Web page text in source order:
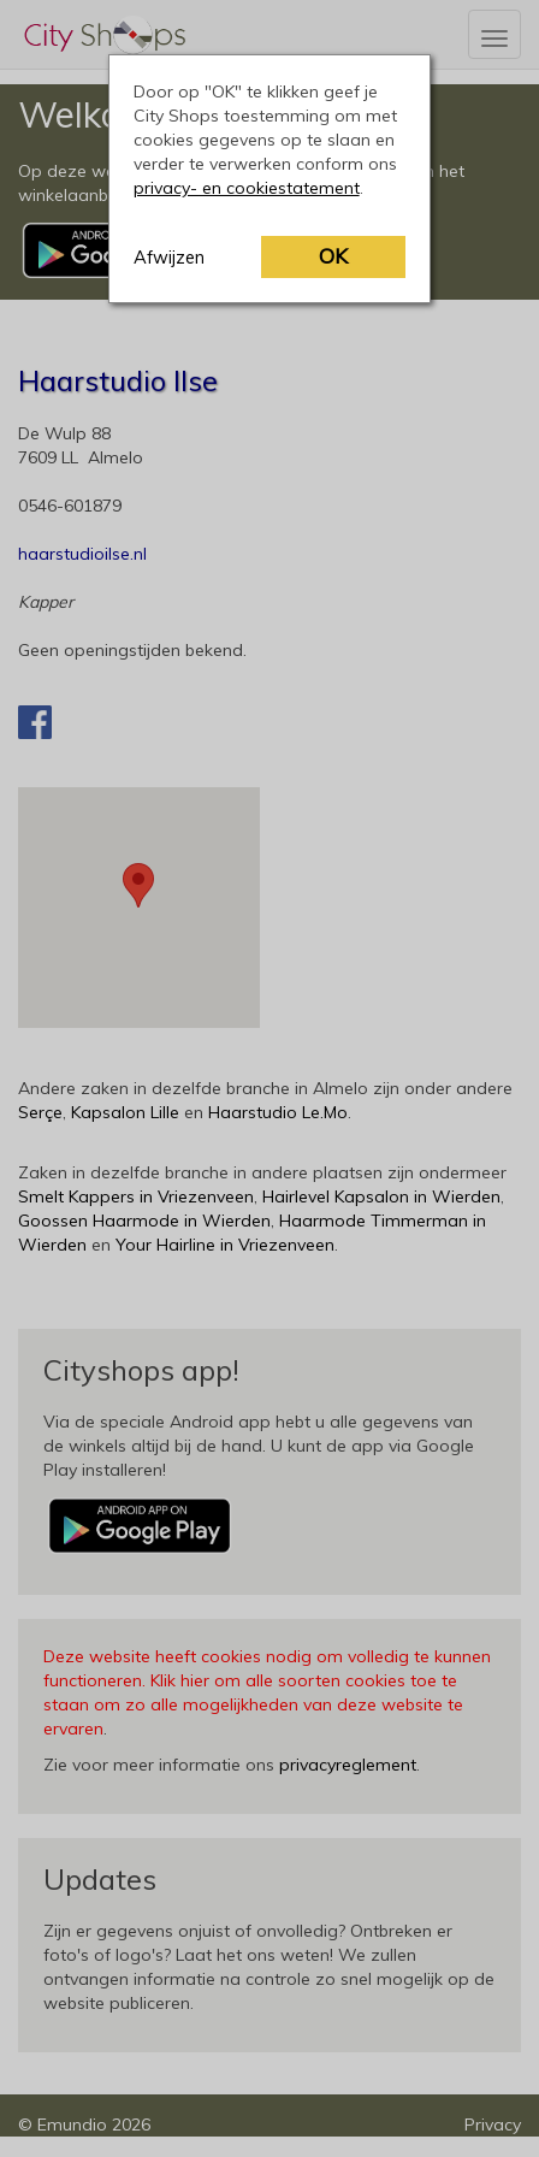
Welkom
Op deze website vindt u een compleet overzicht van het
winkelaanbod in Almelo en omgeving.
Haarstudio Ilse
De Wulp 88
7609 LL Almelo
0546-601879
haarstudioilse.nl
Kapper
Geen openingstijden bekend.
Andere zaken in dezelfde branche in Almelo zijn onder andere
Serçe, Kapsalon Lille en Haarstudio Le.Mo.
Zaken in dezelfde branche in andere plaatsen zijn ondermeer
Smelt Kappers in Vriezenveen, Hairlevel Kapsalon in Wierden,
Goossen Haarmode in Wierden, Haarmode Timmerman in
Wierden en Your Hairline in Vriezenveen.
Cityshops app!
Via de speciale Android app hebt u alle gegevens van
de winkels altijd bij de hand. U kunt de app via Google
Play installeren!
Deze website heeft cookies nodig om volledig te kunnen
functioneren. Klik hier om alle soorten cookies toe te
staan om zo alle mogelijkheden van deze website te
ervaren
Zie voor meer informatie ons privacyreglement
Updates
Zijn er gegevens onjuist of onvolledig? Ontbreken er
foto's of logo's? Laat het ons weten! We zullen
ontvangen informatie na controle zo snel mogelijk op de
website publiceren.
© Emundio 2026 Privacy
Door op "OK" te klikken geef je
City Shops toestemming om met
cookies gegevens op te slaan en
verder te verwerken conform ons
privacy- en cookiestatement.
Afwijzen OK